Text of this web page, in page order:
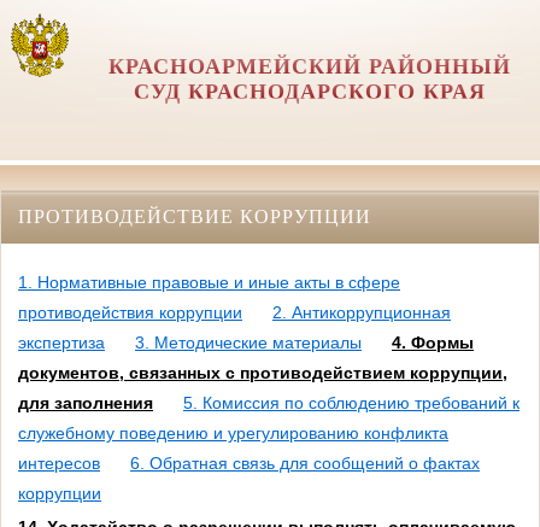
КРАСНОАРМЕЙСКИЙ РАЙОННЫЙ
СУД КРАСНОДАРСКОГО КРАЯ
ПРОТИВОДЕЙСТВИЕ КОРРУПЦИИ
1. Нормативные правовые и иные акты в сфере
противодействия коррупции
2. Антикоррупционная
экспертиза
3. Методические материалы
4. Формы
документов, связанных с противодействием коррупции,
для заполнения
5. Комиссия по соблюдению требований к
служебному поведению и урегулированию конфликта
интересов
6. Обратная связь для сообщений о фактах
коррупции